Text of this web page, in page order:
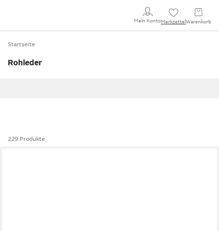
Mein KontoMerkzettel Warenkorb
Startseite
Rohleder
229 Produkte